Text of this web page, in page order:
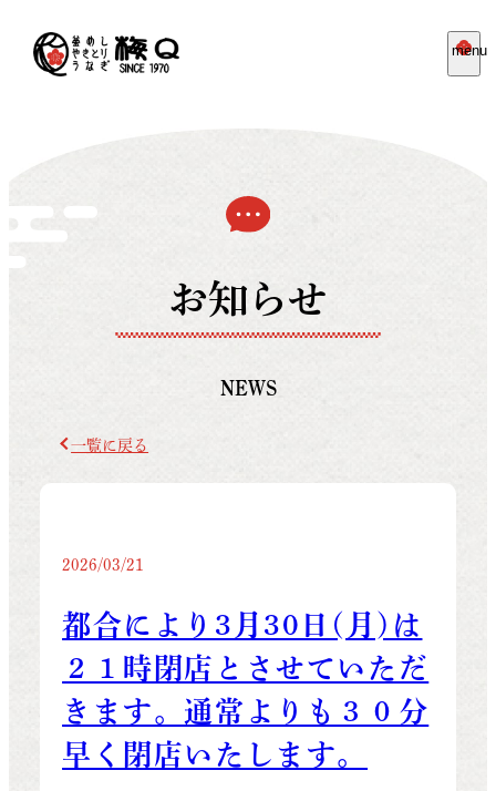
menu
お知らせ
NEWS
一覧に戻る
2026/03/21
都合により3月30日(月)は
２１時閉店とさせていただ
きます。通常よりも３０分
早く閉店いたします。